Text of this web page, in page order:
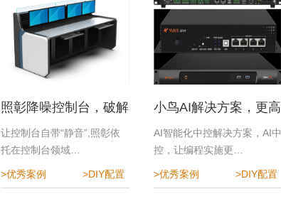
照彰降噪控制台，破解
指挥中心降噪难题
让控制台自带“静音”,照彰依
托在控制台领域…
>优秀案例 >DIY配置
小鸟AI解决方案，更高
效、更便捷、更安全
AI智能化中控解决方案，AI中
控，让编程实施更…
>优秀案例 >DIY配置